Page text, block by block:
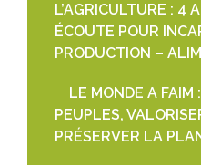
L’AGRICULTURE : 4
ÉCOUTE POUR
PRODUCTION –
LE MONDE A FAIM
PEUPLES,
PRÉSERVER LA